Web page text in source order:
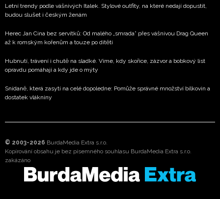
Letní trendy podle vášnivých Italek. Stylové outfity, na které nedají dopustit,
budou slušet i českým ženám
Herec Jan Cina bez servítků: Od malého „smrada” přes vášnivou Drag Queen
až k romským kořenům a touze po dítěti
Hubnutí, trávení i chutě na sladké. Víme, kdy skořice, zázvor a bobkový list
opravdu pomáhají a kdy jde o mýty
Snídaně, která zasytí na celé dopoledne: Pomůže správné množství bílkovin a
dostatek vlákniny
© 2003-2026 BurdaMedia Extra s.r.o.
Kopírování obsahu je bez písemného souhlasu BurdaMedia Extra s.r.o.
zakázáno